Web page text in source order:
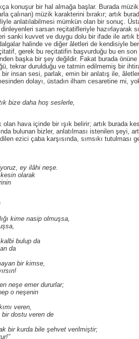
bir hal almağa başlar. Burada müzik,
çalınan) müzik karakterini bırakır; artık
anlatılabilmesi mümkün olan bir sonuç.
sarsan reçitatifleriyle
sanki kuvvet ve duygu dolu bir ifade ile
halinde ve diğer âletleri de kendisiyle
gerek bu reçitatifin başvurduğu bu en
başka bir şey değildir. Fakat burada
tekrar durulduğu ve tatmin edilmemiş bir
insan sesi, parlak, emin bir anlatış ile,
dolayı, üstadın ilham cesaretine mi,
daha hoş seslerle,
içinde bir ışık belirir; artık burada
bulunan bizler, anlatılması istenilen şeyi,
ezici çaba karşısında, sımsıkı
ey ilâhi neşe.
olarak
nasip olmuşsa,
bulup da
da
bir kimse,
emer dururlar;
neşenin
veren,
veren de
bile şehvet verilmiştir;